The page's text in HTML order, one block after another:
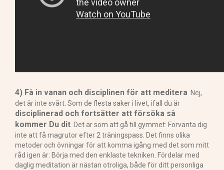
4) Få in vanan och disciplinen för att meditera. Nej,
det är inte svårt. Som de flesta saker i livet, ifall du är
disciplinerad och fortsätter att försöka så
kommer Du dit. Det är som att gå till gymmet: Förvänta dig
inte att få magrutor efter 2 träningspass. Det finns olika
metoder och övningar för att komma igång med det som mitt
råd igen är: Börja med den enklaste tekniken. Fördelar med
daglig meditation är nästan otroliga, både för ditt personliga